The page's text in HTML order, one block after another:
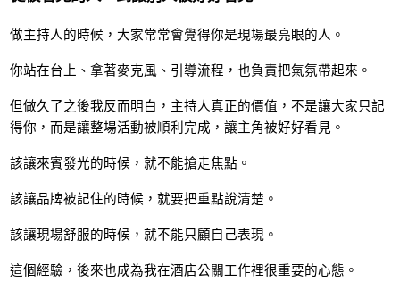
做主持人的時候，大家常常會覺得你是現場最亮眼的人。
你站在台上、拿著麥克風、引導流程，也負責把氣氛帶起來。
但做久了之後我反而明白，主持人真正的價值，不是讓大家只記
得你，而是讓整場活動被順利完成，讓主角被好好看見。
該讓來賓發光的時候，就不能搶走焦點。
該讓品牌被記住的時候，就要把重點說清楚。
該讓現場舒服的時候，就不能只顧自己表現。
這個經驗，後來也成為我在酒店公關工作裡很重要的心態。